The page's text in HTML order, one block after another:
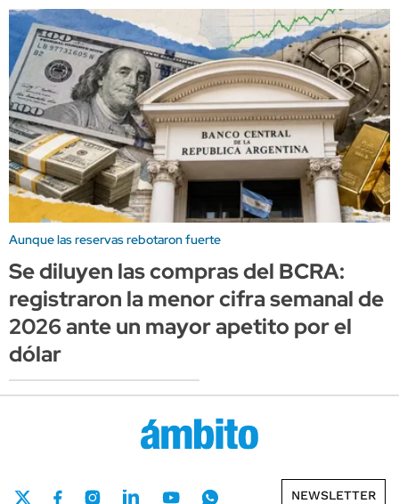
Aunque las reservas rebotaron fuerte
Se diluyen las compras del BCRA:
registraron la menor cifra semanal de
2026 ante un mayor apetito por el
dólar
NEWSLETTER